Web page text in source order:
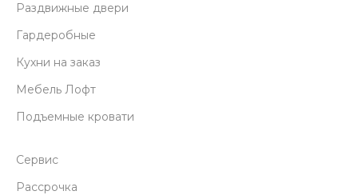
Раздвижные двери
Гардеробные
Кухни на заказ
Мебель Лофт
Подъемные кровати
Сервис
Рассрочка